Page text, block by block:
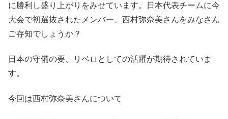
に勝利し盛り上がりをみせています。日本代表チームに今
大会で初選抜されたメンバー、西村弥奈美さんをみなさん
ご存知でしょうか？
日本の守備の要、リベロとしての活躍が期待されていま
す。
今回は西村弥奈美さんについて